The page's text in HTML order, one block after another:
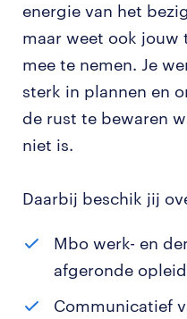
energie van het
maar weet ook jouw
mee te nemen. Je
sterk in plannen en
de rust te bewaren
niet is.
Daarbij beschik jij
Mbo werk- en
afgeronde
Communicatief